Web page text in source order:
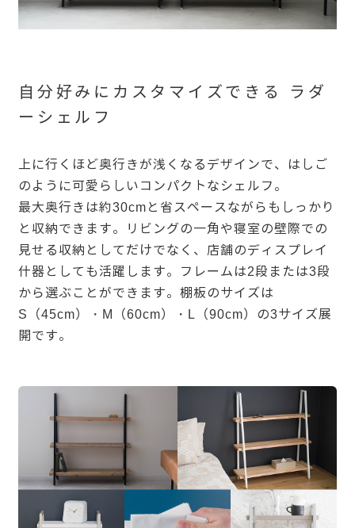
自分好みにカスタマイズできる ラダ
ーシェルフ
上に行くほど奥行きが浅くなるデザインで、はしご
のように可愛らしいコンパクトなシェルフ。
最大奥行きは約30cmと省スペースながらもしっかり
と収納できます。リビングの一角や寝室の壁際での
見せる収納としてだけでなく、店舗のディスプレイ
什器としても活躍します。フレームは2段または3段
から選ぶことができます。棚板のサイズは
S（45cm）・M（60cm）・L（90cm）の3サイズ展
開です。